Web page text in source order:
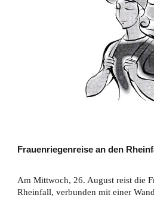
Frauenriegenreise an den
Am Mittwoch, 26. August reist die
Rheinfall, verbunden mit einer